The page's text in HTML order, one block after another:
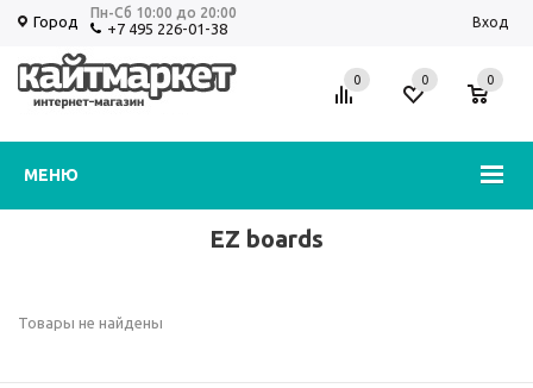
Город
Пн-Сб 10:00 до 20:00
+7 495 226-01-38 Вход
МЕНЮ
0 0
0
EZ boards
Товары не найдены